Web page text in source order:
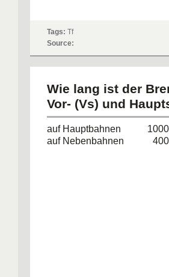
Tags: Tf
Source:
Wie lang ist der
Vor- (Vs) und
auf Hauptbahnen 1000
auf Nebenbahnen 400